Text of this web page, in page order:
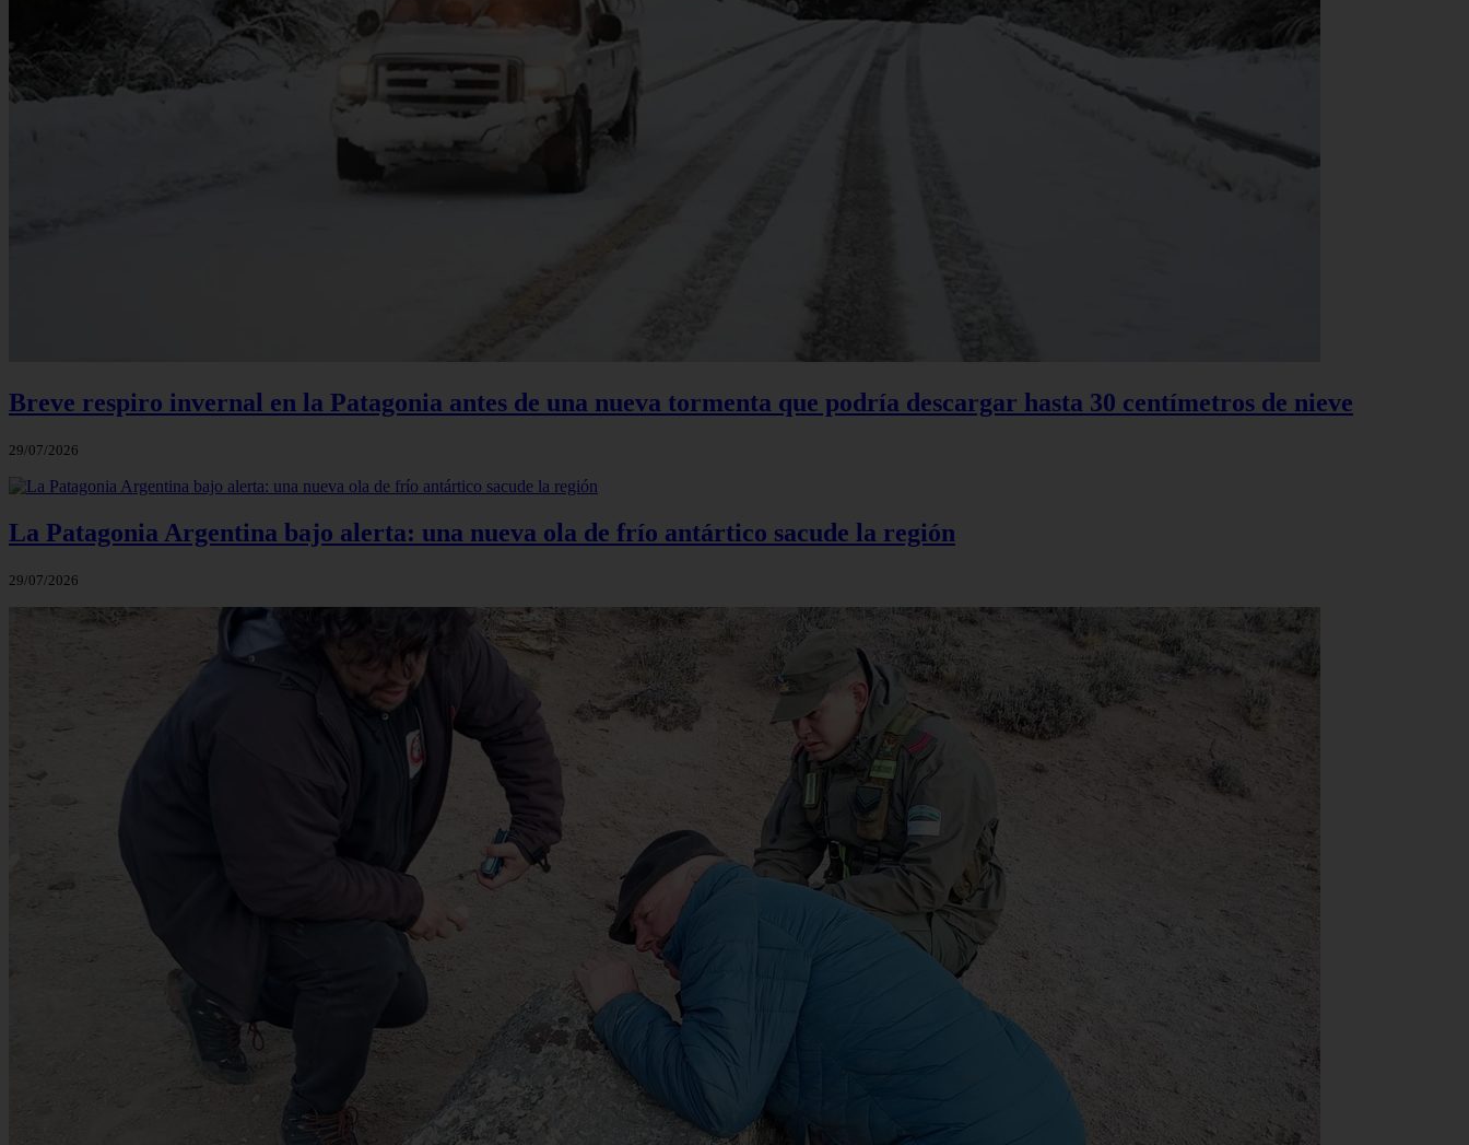
Breve respiro invernal en la Patagonia antes de una nueva tormenta que podría descargar hasta 30 centímetros de nieve
29/07/2026
La Patagonia Argentina bajo alerta: una nueva ola de frío antártico sacude la región
29/07/2026